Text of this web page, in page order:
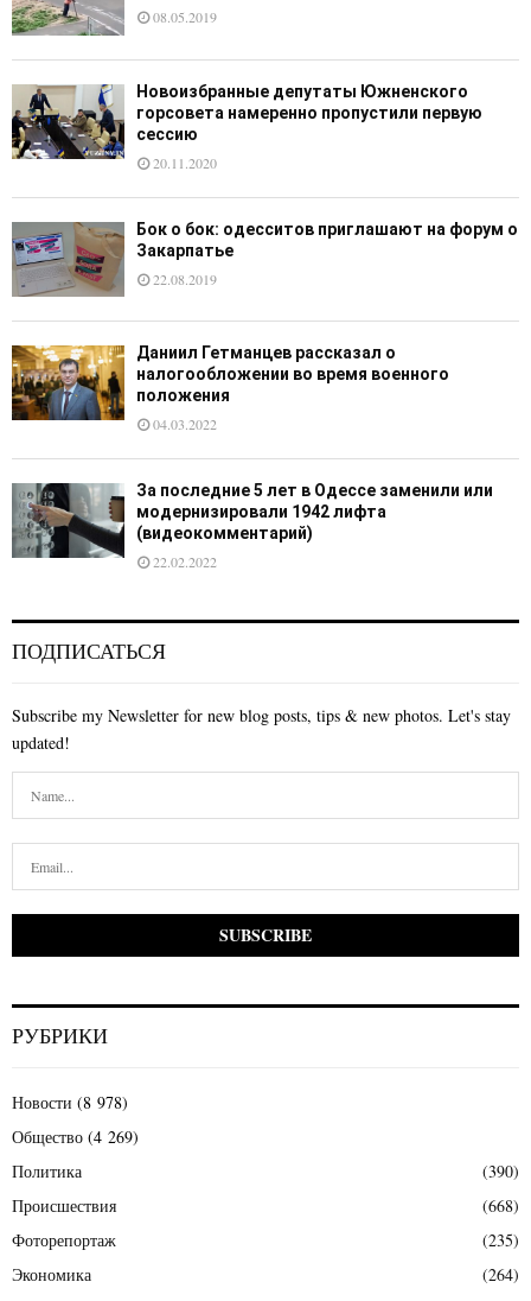
08.05.2019
Новоизбранные депутаты Южненского
горсовета намеренно пропустили первую
сессию
20.11.2020
Бок о бок: одесситов приглашают на форум о
Закарпатье
22.08.2019
Даниил Гетманцев рассказал о
налогообложении во время военного
положения
04.03.2022
За последние 5 лет в Одессе заменили или
модернизировали 1942 лифта
(видеокомментарий)
22.02.2022
ПОДПИСАТЬСЯ
Subscribe my Newsletter for new blog posts, tips & new photos. Let's stay
updated!
РУБРИКИ
Новости (8 978)
Общество (4 269)
Политика
(390)
Происшествия
(668)
Фоторепортаж
(235)
Экономика
(264)